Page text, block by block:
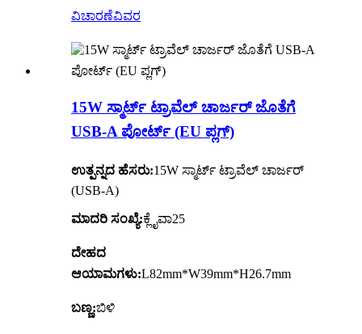
ವಿಚಾರಣೆವಿವರ
15W ಸ್ಮಾರ್ಟ್ ಟ್ರಾವೆಲ್ ಚಾರ್ಜರ್ ಜೊತೆಗೆ
USB-A ಪೋರ್ಟ್ (EU ಪ್ಲಗ್)
ಉತ್ಪನ್ನದ ಹೆಸರು:15W ಸ್ಮಾರ್ಟ್ ಟ್ರಾವೆಲ್ ಚಾರ್ಜರ್
(USB-A)
ಮಾದರಿ ಸಂಖ್ಯೆ:ಕ್ಲೈವಾ25
ದೇಹದ
ಆಯಾಮಗಳು:L82mm*W39mm*H26.7mm
ಬಣ್ಣ:ಬಿಳಿ